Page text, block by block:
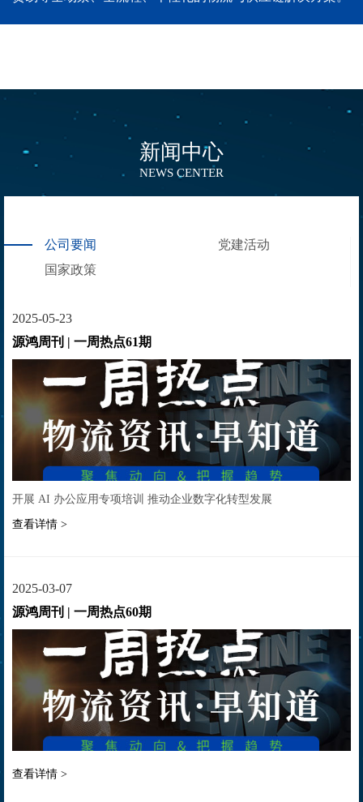
新闻中心
NEWS CENTER
公司要闻
党建活动
国家政策
2025-05-23
源鸿周刊 | 一周热点61期
开展 AI 办公应用专项培训 推动企业数字化转型发展
查看详情 >
2025-03-07
源鸿周刊 | 一周热点60期
查看详情 >